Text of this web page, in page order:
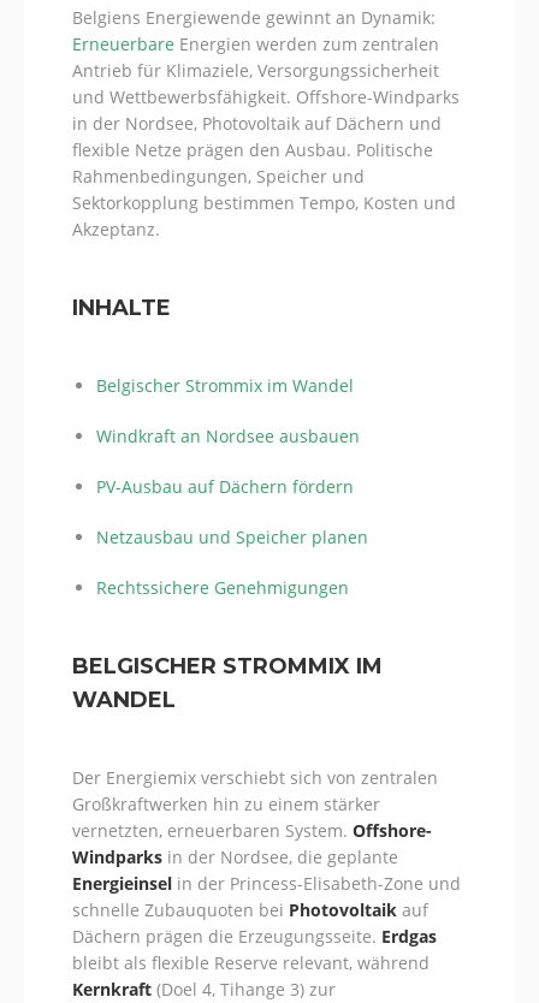
Belgiens Energiewende gewinnt an Dynamik:
Erneuerbare Energien werden zum zentralen
Antrieb für Klimaziele, Versorgungssicherheit
und Wettbewerbsfähigkeit. Offshore-Windparks
in der Nordsee, Photovoltaik auf Dächern und
flexible Netze prägen den Ausbau. Politische
Rahmenbedingungen, Speicher und
Sektorkopplung bestimmen Tempo, Kosten und
Akzeptanz.
INHALTE
Belgischer Strommix im Wandel
Windkraft an Nordsee ausbauen
PV-Ausbau auf Dächern fördern
Netzausbau und Speicher planen
Rechtssichere Genehmigungen
BELGISCHER STROMMIX IM
WANDEL
Der Energiemix verschiebt sich von zentralen
Großkraftwerken hin zu einem stärker
vernetzten, erneuerbaren System. Offshore-
Windparks in der Nordsee, die geplante
Energieinsel in der Princess-Elisabeth-Zone und
schnelle Zubauquoten bei Photovoltaik auf
Dächern prägen die Erzeugungsseite. Erdgas
bleibt als flexible Reserve relevant, während
Kernkraft (Doel 4, Tihange 3) zur